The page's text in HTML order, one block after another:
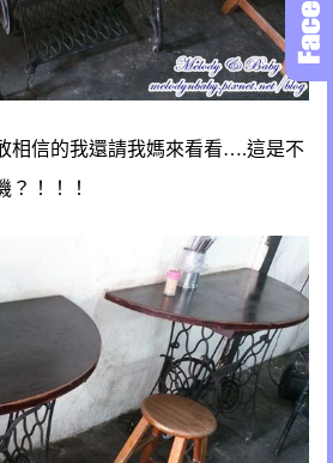
信的我還請我媽來看看….這是不
？！！！